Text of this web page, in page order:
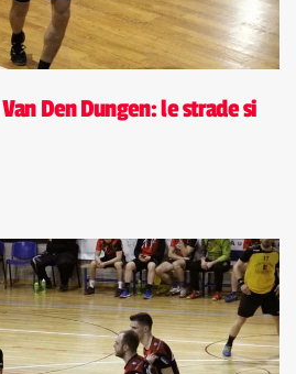
Den Dungen: le strade si